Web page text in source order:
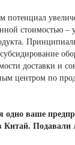
стоимостью –
доставки и
центром по
одно ваше
Китай. Подавали